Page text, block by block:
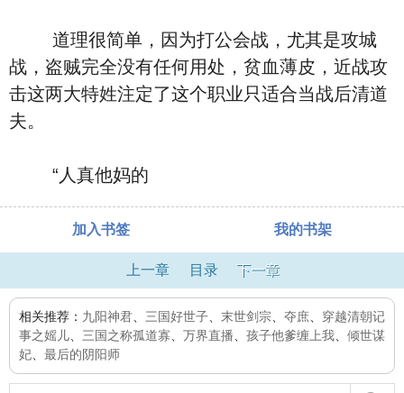
道理很简单，因为打公会战，尤其是攻城
战，盗贼完全没有任何用处，贫血薄皮，近战攻
击这两大特姓注定了这个职业只适合当战后清道
夫。
“人真他妈的
加入书签 我的书架
上一章 目录 下一章
相关推荐： 九阳神君 三国好世子 末世剑宗 夺庶
穿越清朝记
事之媱儿
三国之称孤道寡 万界直播 孩子他爹缠上我
倾世谋
妃
最后的阴阳师